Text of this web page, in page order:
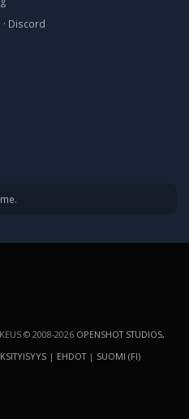
· Discord
© 2008-2026 OPENSHOT STUDIOS,
| EHDOT| SUOMI (FI)